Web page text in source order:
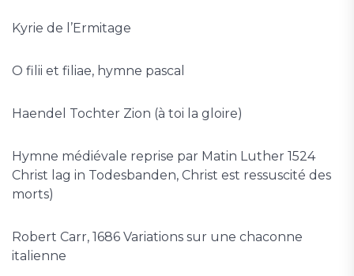
Kyrie de l’Ermitage
O filii et filiae, hymne pascal
Haendel Tochter Zion (à toi la gloire)
Hymne médiévale reprise par Matin Luther 1524
Christ lag in Todesbanden, Christ est ressuscité des
morts)
Robert Carr, 1686 Variations sur une chaconne
italienne